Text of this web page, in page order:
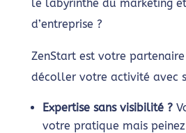
le labyrinthe du marketing
d’entreprise ?
ZenStart est votre
décoller votre activité avec
Expertise sans visibilité ?
votre pratique mais